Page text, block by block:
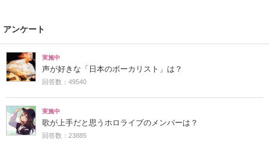
アンケート
実施中
声が好きな「日本のボーカリスト」は？
回答数：49540
実施中
歌が上手だと思うホロライブのメンバーは？
回答数：23885